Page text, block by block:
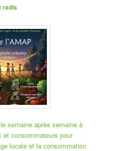
radis
semaine après semaine à
et consommateurs pour
locale et la consommation